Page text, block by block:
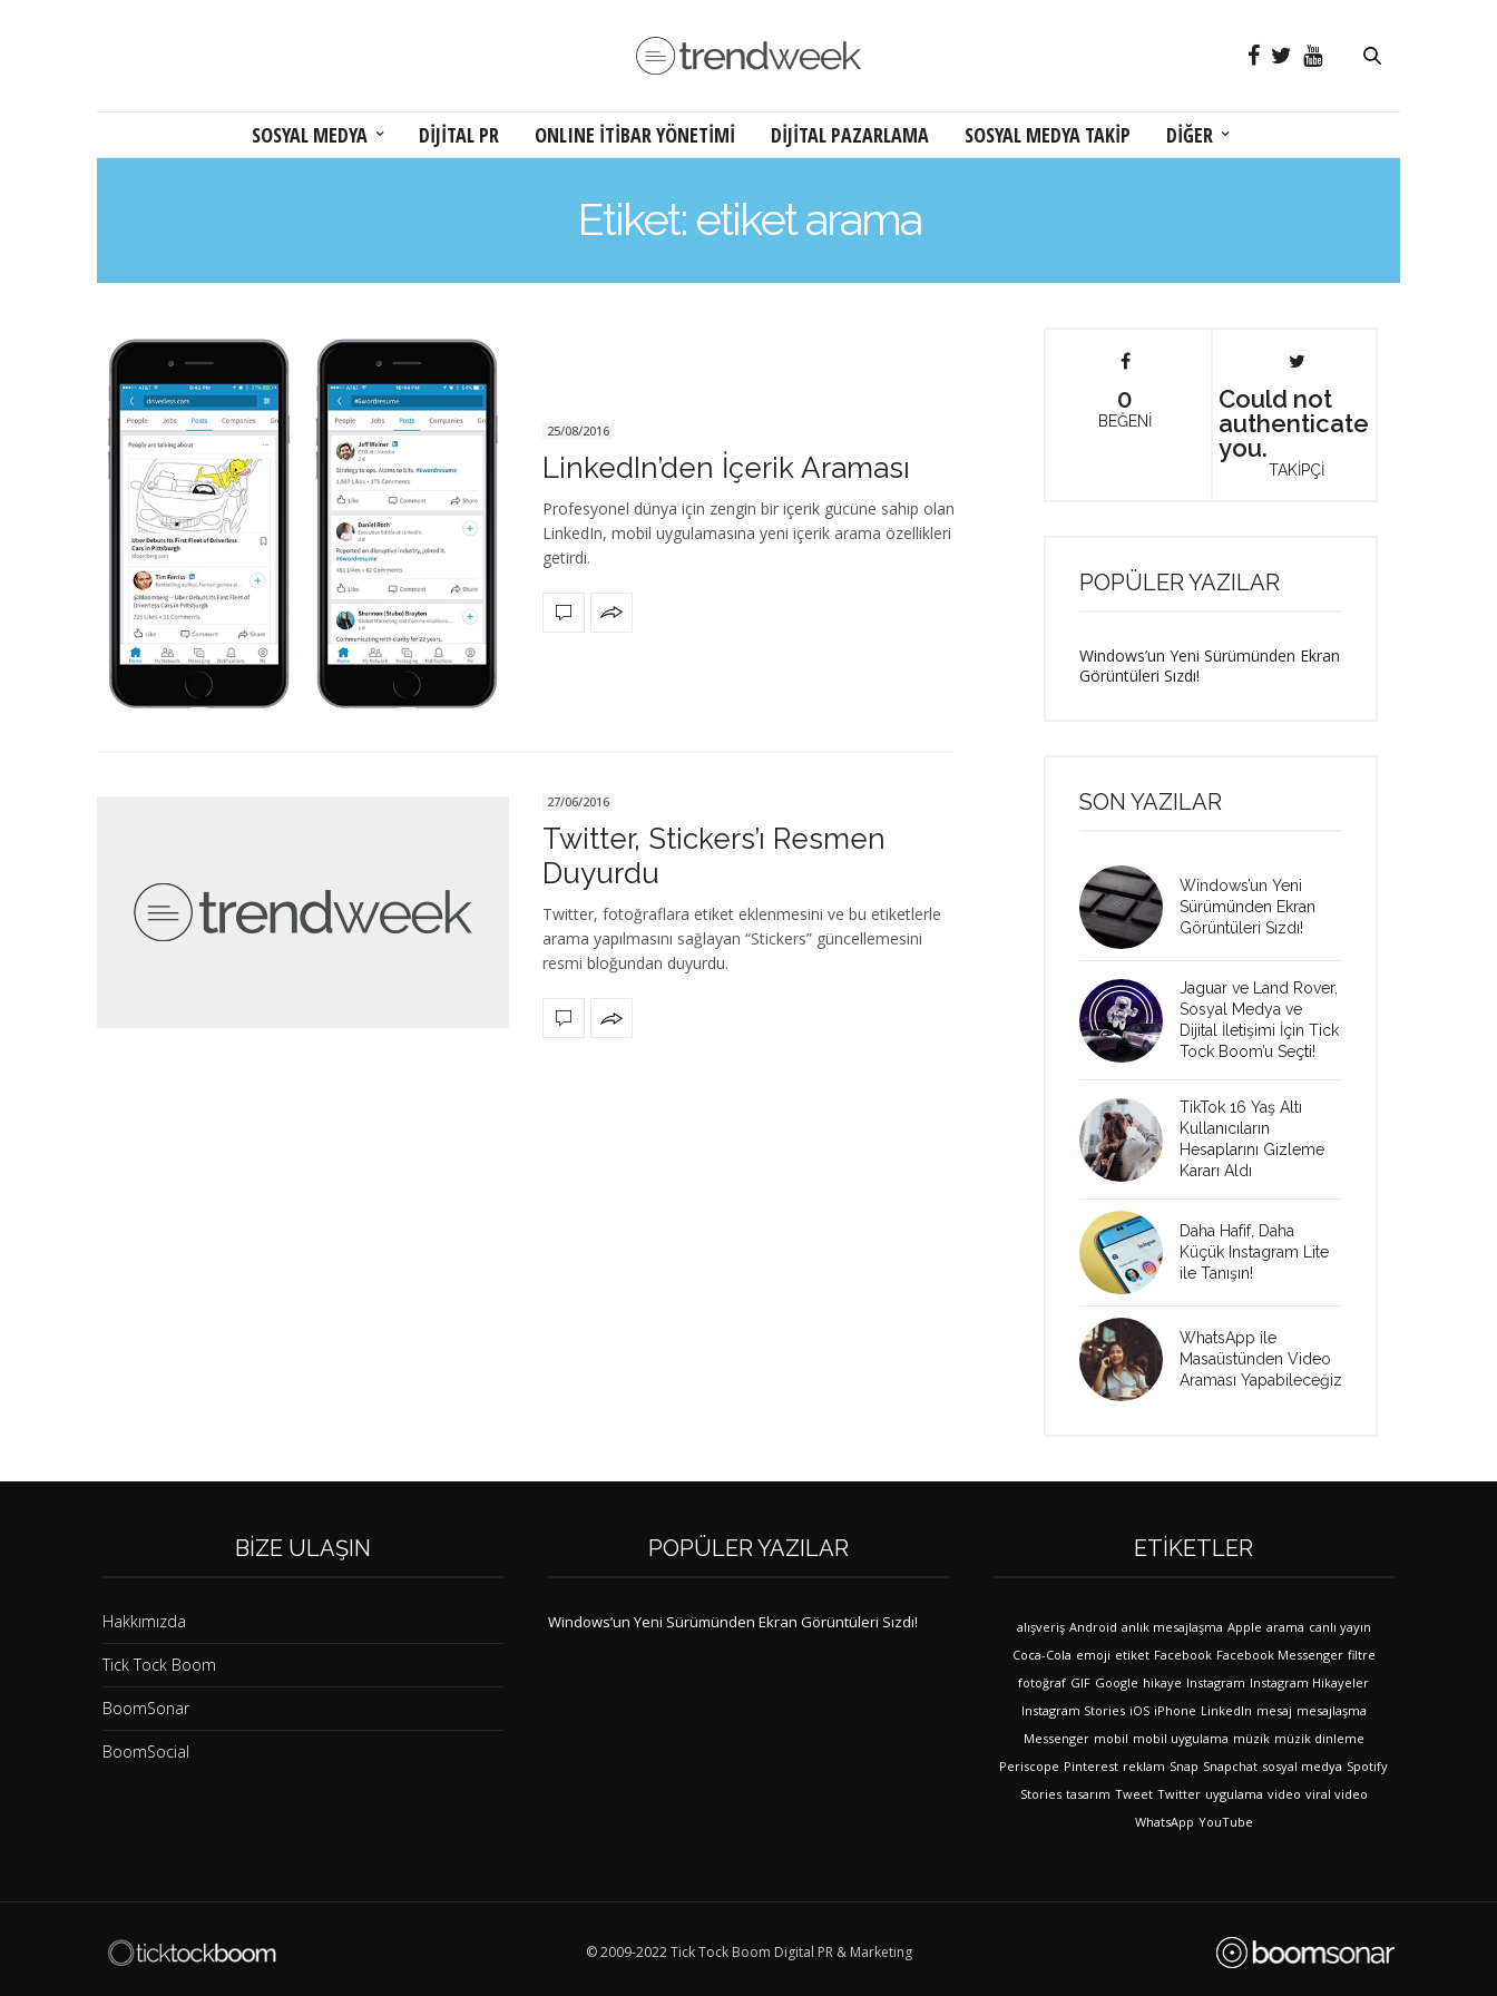
SOSYAL MEDYA DİJİTAL PR ONLINE İTİBAR YÖNETİMİ DİJİTAL PAZARLAMA SOSYAL MEDYA TAKİP DİĞER
Etiket: etiket arama
25/08/2016
LinkedIn’den İçerik Araması
Profesyonel dünya için zengin bir içerik gücüne sahip olan
LinkedIn, mobil uygulamasına yeni içerik arama özellikleri
getirdi.
27/06/2016
Twitter, Stickers’ı Resmen
Duyurdu
Twitter, fotoğraflara etiket eklenmesini ve bu etiketlerle
arama yapılmasını sağlayan “Stickers” güncellemesini
resmi bloğundan duyurdu.
0
BEĞENİ
Could not
authenticate
you.
TAKİPÇİ
POPÜLER YAZILAR
Windows’un Yeni Sürümünden Ekran
Görüntüleri Sızdı!
SON YAZILAR
Windows’un Yeni
Sürümünden Ekran
Görüntüleri Sızdı!
Jaguar ve Land Rover,
Sosyal Medya ve
Dijital İletişimi İçin Tick
Tock Boom’u Seçti!
TikTok 16 Yaş Altı
Kullanıcıların
Hesaplarını Gizleme
Kararı Aldı
Daha Hafif, Daha
Küçük Instagram Lite
ile Tanışın!
WhatsApp ile
Masaüstünden Video
Araması Yapabileceğiz
BIZE ULAŞIN
Hakkımızda
Tick Tock Boom
BoomSonar
BoomSocial
POPÜLER YAZILAR
Windows’un Yeni Sürümünden Ekran Görüntüleri Sızdı!
ETIKETLER
alışveriş Android anlık mesajlaşma Apple arama canlı yayın
Coca-Cola emoji etiket Facebook Facebook Messenger filtre
fotoğraf GIF Google hikaye Instagram Instagram Hikayeler
Instagram Stories iOS iPhone LinkedIn mesaj mesajlaşma
Messenger mobil mobil uygulama müzik müzik dinleme
Periscope Pinterest reklam Snap Snapchat sosyal medya Spotify
Stories tasarım Tweet Twitter uygulama video viral video
WhatsApp YouTube
© 2009-2022 Tick Tock Boom Digital PR & Marketing